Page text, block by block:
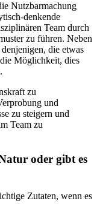
Nutzbarmachung
denkende
Team durch
zu führen. Neben
die etwas
Möglichkeit, dies
zu
und
zu steigern und
Team zu
oder gibt es
Zutaten, wenn es